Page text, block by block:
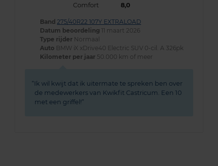
Comfort
8,0
Band 275/40R22 107Y EXTRALOAD
Datum beoordeling 11 maart 2026
Type rijder Normaal
Auto BMW iX xDrive40 Electric SUV 0-cil. A 326pk
Kilometer per jaar 50.000 km of meer
Ik wil kwijt dat ik uitermate te spreken ben over
de medewerkers van Kwikfit Castricum. Een 10
met een griffel!